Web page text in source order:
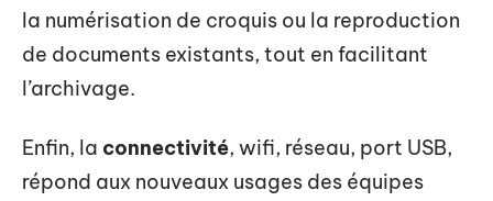
la numérisation de croquis ou la reproduction
de documents existants, tout en facilitant
l’archivage.
Enfin, la connectivité, wifi, réseau, port USB,
répond aux nouveaux usages des équipes